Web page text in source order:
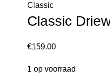
Classic
Classic
€159.00
1 op voorraad